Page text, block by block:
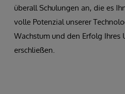
überall Schulungen an, die es
volle Potenzial unserer
Wachstum und den Erfolg Ihres
erschließen.